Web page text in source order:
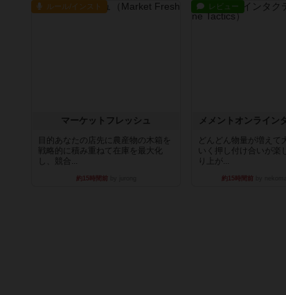
ルール/インスト
マーケットフレッシュ
目的あなたの店先に農産物の木箱を
戦略的に積み重ねて在庫を最大化
し、競合...
約15時間前
レビュー
メメントオンライン
どんどん物量が増えて
いく押し付け合いが楽
り上が...
約15時間前